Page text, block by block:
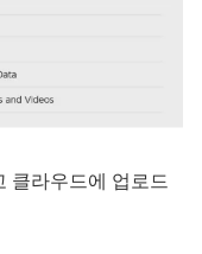
클라우드에 업로드